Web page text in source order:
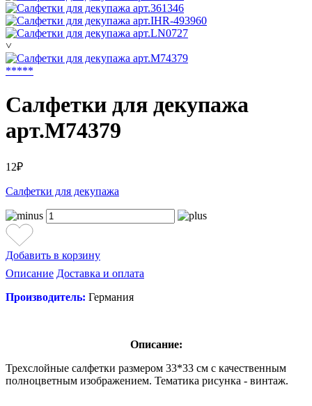
˅
*****
Салфетки для декупажа
арт.M74379
12₽
Салфетки для декупажа
Добавить в корзину
Описание Доставка и оплата
Производитель: Германия
Описание:
Трехслойные салфетки размером 33*33 см с качественным
полноцветным изображением. Тематика рисунка - винтаж.